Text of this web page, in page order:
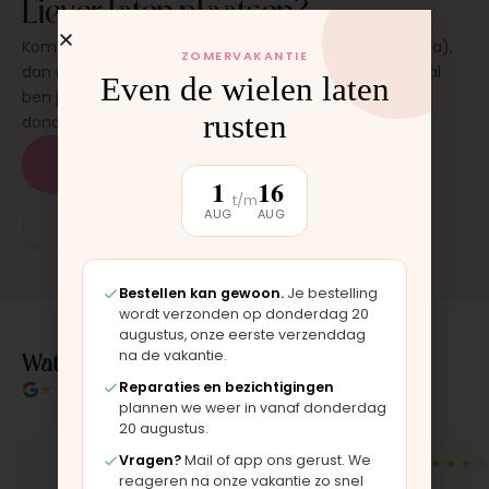
Kom langs in onze werkplaats in Moordrecht (bij Gouda),
dan monteren wij het onderdeel direct voor je. Meestal
ben je binnen 15 tot 20 minuten weer buiten. Op
donderdag en zaterdag, op afspraak.
Plan een afspraak
App: 06 - 2862 1330
Wat klanten over ons zeggen
★★★★★4.9/5 klantbeoordeling
★★★★★
★★★★★
ZOMERVAKANTIE
Even de wielen laten
rusten
1
AUG
t/m16
AUG
Bestellen kan gewoon. Je bestelling
wordt verzonden op donderdag 20
augustus, onze eerste verzenddag
na de vakantie.
Reparaties en bezichtigingen
plannen we weer in vanaf donderdag
20 augustus.
Vragen?Mail of app ons gerust. We
reageren na onze vakantie zo snel